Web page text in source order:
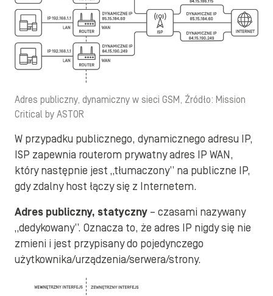
Adres publiczny, dynamiczny w sieci GSM, Źródło: Mission
Critical by ASTOR
W przypadku publicznego, dynamicznego adresu IP,
ISP zapewnia routerom prywatny adres IP WAN,
który następnie jest „tłumaczony” na publiczne IP,
gdy zdalny host łączy się z Internetem.
Adres publiczny, statyczny – czasami nazywany
„dedykowany”. Oznacza to, że adres IP nigdy się nie
zmieni i jest przypisany do pojedynczego
użytkownika/urządzenia/serwera/strony.